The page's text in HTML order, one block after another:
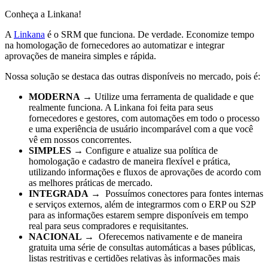
Conheça a Linkana!
A Linkana é o SRM que funciona. De verdade. Economize tempo
na homologação de fornecedores ao automatizar e integrar
aprovações de maneira simples e rápida.
Nossa solução se destaca das outras disponíveis no mercado, pois é:
MODERNA → Utilize uma ferramenta de qualidade e que
realmente funciona. A Linkana foi feita para seus
fornecedores e gestores, com automações em todo o processo
e uma experiência de usuário incomparável com a que você
vê em nossos concorrentes.
SIMPLES → Configure e atualize sua política de
homologação e cadastro de maneira flexível e prática,
utilizando informações e fluxos de aprovações de acordo com
as melhores práticas de mercado.
INTEGRADA → Possuímos conectores para fontes internas
e serviços externos, além de integrarmos com o ERP ou S2P
para as informações estarem sempre disponíveis em tempo
real para seus compradores e requisitantes.
NACIONAL → Oferecemos nativamente e de maneira
gratuita uma série de consultas automáticas a bases públicas,
listas restritivas e certidões relativas às informações mais